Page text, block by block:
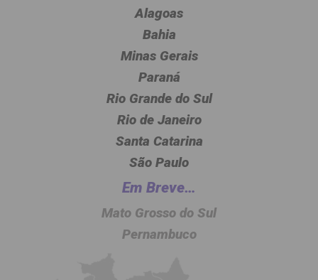
Alagoas
Bahia
Minas Gerais
Paraná
Rio Grande do Sul
Rio de Janeiro
Santa Catarina
São Paulo
Em Breve…
Mato Grosso do Sul
Pernambuco